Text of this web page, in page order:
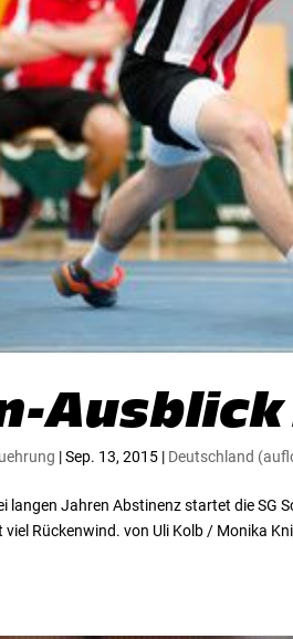
|Sep. 13, 2015 | Deutschland
langen Jahren Abstinenz startet die SG
Rückenwind. von Uli Kolb / Monika